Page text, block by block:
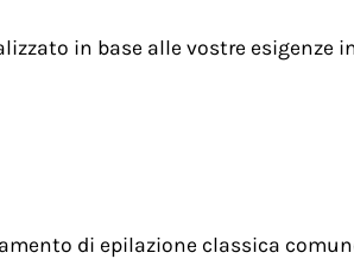
in base alle vostre esigenze
di epilazione classica